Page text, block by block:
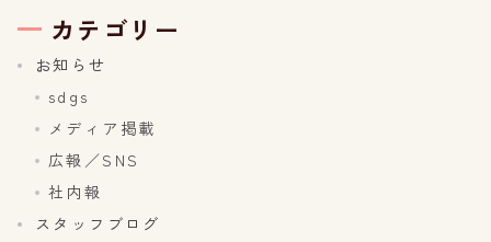
カテゴリー
お知らせ
sdgs
メディア掲載
広報／SNS
社内報
スタッフブログ